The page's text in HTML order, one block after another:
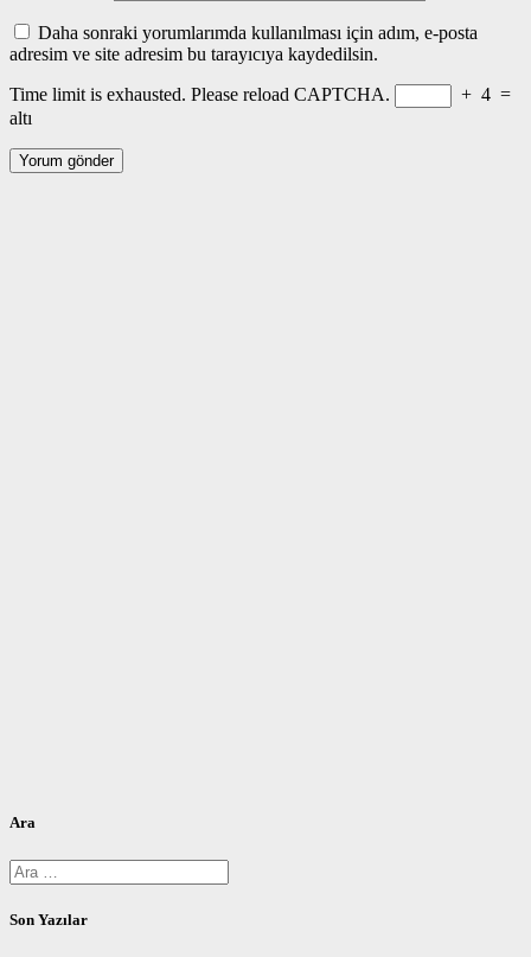
Daha sonraki yorumlarımda kullanılması için adım, e-posta
adresim ve site adresim bu tarayıcıya kaydedilsin.
Time limit is exhausted. Please reload CAPTCHA.
+ 4 =
altı
Ara
Arama:
Son Yazılar